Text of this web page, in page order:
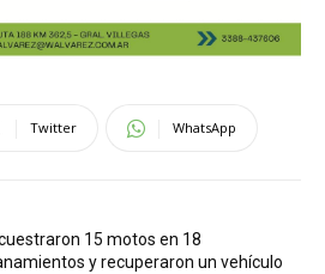
Twitter WhatsApp
15 motos en 18
y recuperaron un vehículo